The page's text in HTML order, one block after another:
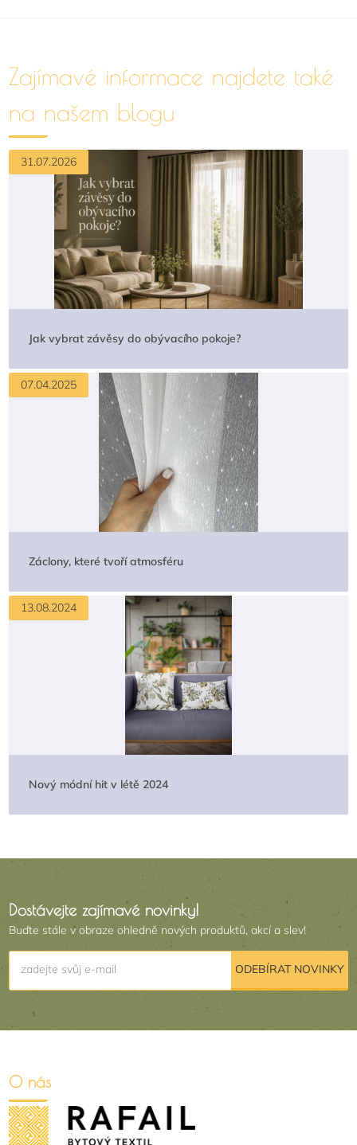
Zajímavé informace najdete také
na našem blogu
31.07.2026
Jak vybrat závěsy do obývacího pokoje?
07.04.2025
Záclony, které tvoří atmosféru
13.08.2024
Nový módní hit v létě 2024
Dostávejte zajímavé novinky!
Buďte stále v obraze ohledně nových produktů, akcí a slev!
zadejte svůj e-mail ODEBÍRAT NOVINKY
O nás